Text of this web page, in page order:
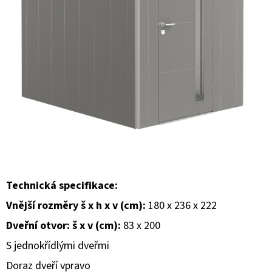
Technická specifikace:
Vnější rozměry š x h x v (cm): 180 x 236 x 222
Dveřní otvor: š x v (cm): 83 x 200
S jednokřídlými dveřmi
Doraz dveří vpravo
HLEDAT